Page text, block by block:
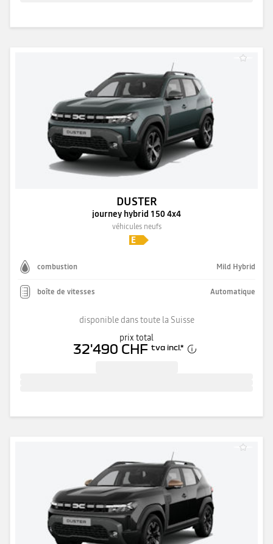
DUSTER
journey hybrid 150 4x4
véhicules neufs
combustion Mild Hybrid
boîte de vitesses Automatique
disponible dans toute la Suisse
prix total
32'490 CHF tva incl.*